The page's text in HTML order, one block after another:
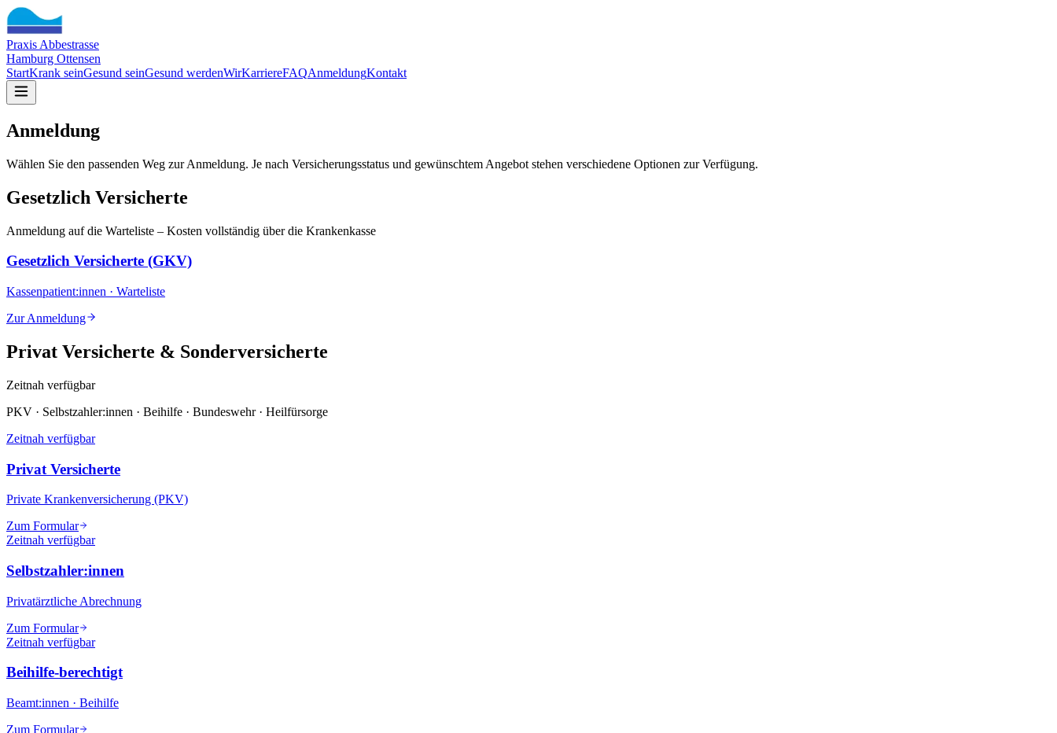
Praxis Abbestrasse
Hamburg Ottensen
StartKrank seinGesund seinGesund werdenWirKarriereFAQAnmeldungKontakt
Anmeldung
Wählen Sie den passenden Weg zur Anmeldung. Je nach Versicherungsstatus und gewünschtem Angebot stehen verschiedene Optionen zur Verfügung.
Gesetzlich Versicherte
Anmeldung auf die Warteliste – Kosten vollständig über die Krankenkasse
Gesetzlich Versicherte (GKV)
Kassenpatient:innen · Warteliste
Zur Anmeldung
Privat Versicherte & Sonderversicherte
Zeitnah verfügbar
PKV · Selbstzahler:innen · Beihilfe · Bundeswehr · Heilfürsorge
Zeitnah verfügbar
Privat Versicherte
Private Krankenversicherung (PKV)
Zum Formular
Zeitnah verfügbar
Selbstzahler:innen
Privatärztliche Abrechnung
Zum Formular
Zeitnah verfügbar
Beihilfe-berechtigt
Beamt:innen · Beihilfe
Zum Formular